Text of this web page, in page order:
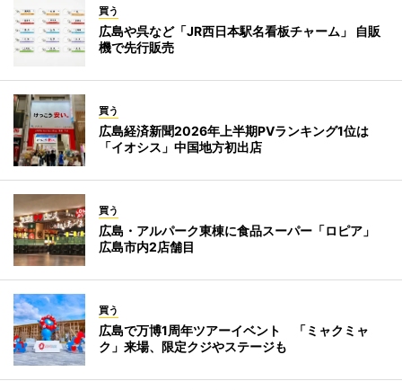
買う
広島や呉など「JR西日本駅名看板チャーム」 自販
機で先行販売
買う
広島経済新聞2026年上半期PVランキング1位は
「イオシス」中国地方初出店
買う
広島・アルパーク東棟に食品スーパー「ロピア」
広島市内2店舗目
買う
広島で万博1周年ツアーイベント 「ミャクミャ
ク」来場、限定クジやステージも